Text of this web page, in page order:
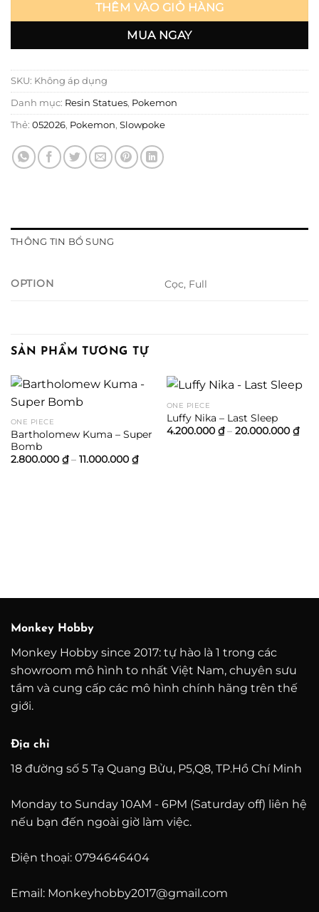
THÊM VÀO GIỎ HÀNG
MUA NGAY
SKU: Không áp dụng
Danh mục: Resin Statues, Pokemon
Thẻ: 052026, Pokemon, Slowpoke
THÔNG TIN BỔ SUNG
OPTION Cọc, Full
SẢN PHẨM TƯƠNG TỰ
ONE PIECE
Bartholomew Kuma – Super
Bomb
2.800.000 ₫ – 11.000.000 ₫Khoảng
giá:
ONE PIECE
Luffy Nika – Last Sleep
4.200.000 ₫ – 20.000.000 ₫
giá:
Monkey Hobby
Monkey Hobby since 2017: tự hào là 1 trong các
showroom mô hình to nhất Việt Nam, chuyên sưu
tầm và cung cấp các mô hình chính hãng trên thế
giới.
Địa chỉ
18 đường số 5 Tạ Quang Bửu, P5,Q8, TP.Hồ Chí Minh
Monday to Sunday 10AM - 6PM (Saturday off) liên hệ
nếu bạn đến ngoài giờ làm việc.
Điện thoại: 0794646404
Email: Monkeyhobby2017@gmail.com